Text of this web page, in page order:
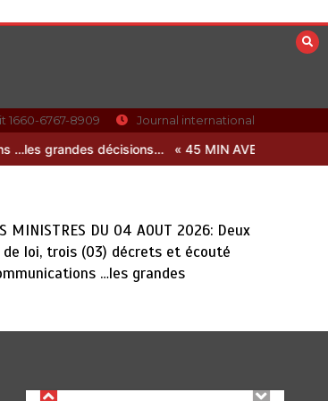
1660-6767-8909 Journal international
» : La fiscalité des activités numériques et digitales
MINISTRES DU 04 AOUT 2026: Deux
loi, trois (03) décrets et écouté
…les grandes
« 45 MIN AVEC L’OTR » : La
LITTORAL : Encore un
moratoire de trois
semaines